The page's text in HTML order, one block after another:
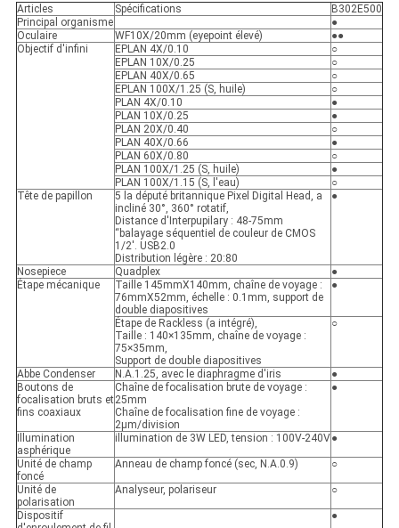
Articles Spécifications
B302E500
Principal organisme
●
Oculaire
WF10X/20mm (eyepoint élevé)
●●
Objectif d'infini
EPLAN 4X/0.10
○
EPLAN 10X/0.25
○
EPLAN 40X/0.65
○
EPLAN 100X/1.25 (S, huile)
○
PLAN 4X/0.10
●
PLAN 10X/0.25
●
PLAN 20X/0.40
○
PLAN 40X/0.66
●
PLAN 60X/0.80
○
PLAN 100X/1.25 (S, huile)
●
PLAN 100X/1.15 (S, l'eau)
○
Tête de papillon
5 la député britannique Pixel Digital Head, a
incliné 30°, 360° rotatif,
Distance d'Interpupilary : 48-75mm
“balayage séquentiel de couleur de CMOS
1/2'. USB2.0
Distribution légère : 20:80
●
Nosepiece Quadplex
●
Étape mécanique
Taille 145mmX140mm, chaîne de voyage :
76mmX52mm, échelle : 0.1mm, support de
double diapositives
●
Étape de Rackless (a intégré),
Taille : 140×135mm, chaîne de voyage :
75×35mm,
Support de double diapositives
○
Abbe Condenser N.A.1.25, avec le diaphragme d'iris
●
Boutons de
focalisation bruts et
fins coaxiaux
Chaîne de focalisation brute de voyage :
25mm
Chaîne de focalisation fine de voyage :
2µm/division
●
Illumination
asphérique
illumination de 3W LED, tension : 100V-240V●
Unité de champ
foncé
Anneau de champ foncé (sec, N.A.0.9) ○
Unité de
polarisation
Analyseur, polariseur ○
Dispositif
●